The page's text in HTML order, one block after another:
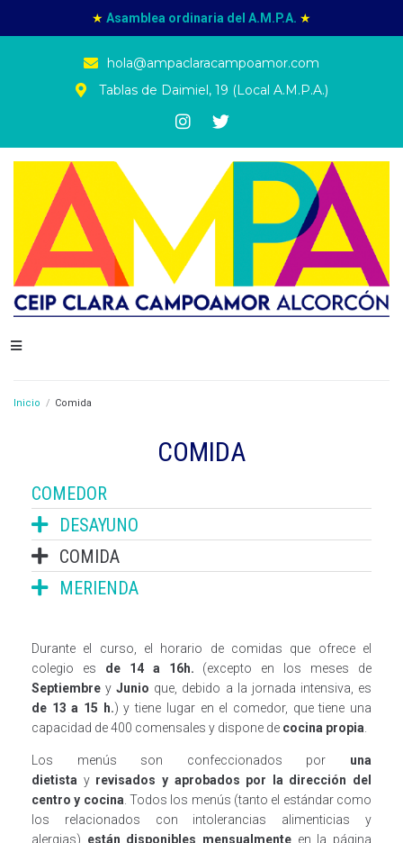
★ Asamblea ordinaria del A.M.P.A. ★
hola@ampaclaracampoamor.com
Tablas de Daimiel, 19 (Local A.M.P.A.)
Inicio / Comida
COMIDA
COMEDOR
DESAYUNO
COMIDA
MERIENDA
Durante el curso, el horario de comidas que ofrece el
colegio es de 14 a 16h. (excepto en los meses de
Septiembre yJunio que, debido a la jornada intensiva, es
de 13 a 15 h.) y tiene lugar en el comedor, que tiene una
capacidad de 400 comensales y dispone de cocina propia
Los menús son confeccionados por una
dietista y revisados y aprobados por la dirección del
centro y cocina . Todos los menús (tanto el estándar como
los relacionados con intolerancias alimenticias y
alergias) están disponibles mensualmente en la página